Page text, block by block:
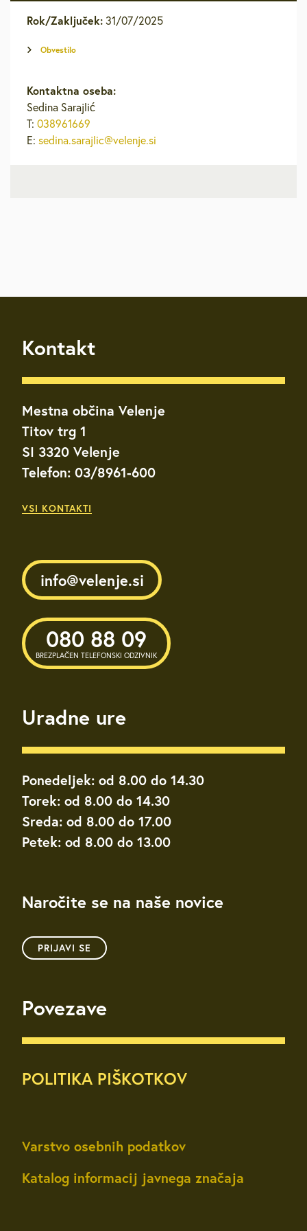
Rok/Zaključek: 31/07/2025
Obvestilo
Kontaktna oseba:
Sedina Sarajlić
T: 038961669
E: sedina.sarajlic@velenje.si
Kontakt
Mestna občina Velenje
Titov trg 1
SI 3320 Velenje
Telefon: 03/8961-600
VSI KONTAKTI
info@velenje.si
080 88 09
BREZPLAČEN TELEFONSKI ODZIVNIK
Uradne ure
Ponedeljek: od 8.00 do 14.30
Torek: od 8.00 do 14.30
Sreda: od 8.00 do 17.00
Petek: od 8.00 do 13.00
Naročite se na naše novice
PRIJAVI SE
Povezave
POLITIKA PIŠKOTKOV
Varstvo osebnih podatkov
Katalog informacij javnega značaja